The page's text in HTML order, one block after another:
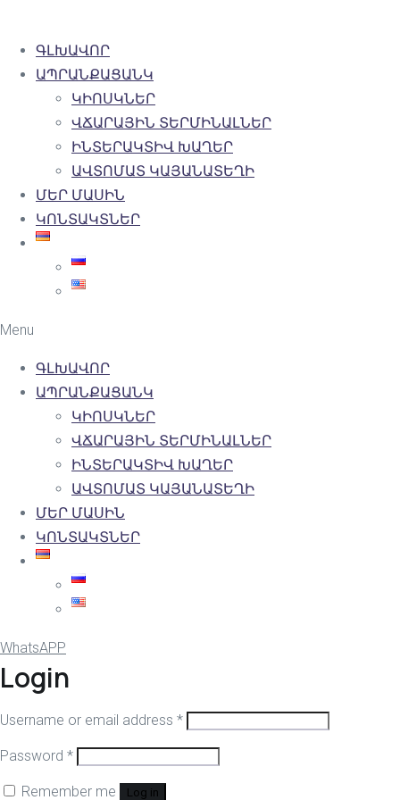
ԳԼԽԱՎՈՐ
ԱՊՐԱՆՔԱՑԱՆԿ
ԿԻՈՍԿՆԵՐ
ՎՃԱՐԱՅԻՆ ՏԵՐՄԻՆԱԼՆԵՐ
ԻՆՏԵՐԱԿՏԻՎ ԽԱՂԵՐ
ԱՎՏՈՄԱՏ ԿԱՅԱՆԱՏԵՂԻ
ՄԵՐ ՄԱՍԻՆ
ԿՈՆՏԱԿՏՆԵՐ
Menu
ԳԼԽԱՎՈՐ
ԱՊՐԱՆՔԱՑԱՆԿ
ԿԻՈՍԿՆԵՐ
ՎՃԱՐԱՅԻՆ ՏԵՐՄԻՆԱԼՆԵՐ
ԻՆՏԵՐԱԿՏԻՎ ԽԱՂԵՐ
ԱՎՏՈՄԱՏ ԿԱՅԱՆԱՏԵՂԻ
ՄԵՐ ՄԱՍԻՆ
ԿՈՆՏԱԿՏՆԵՐ
WhatsAPP
Login
Username or email address *
Password *
Remember me Log in